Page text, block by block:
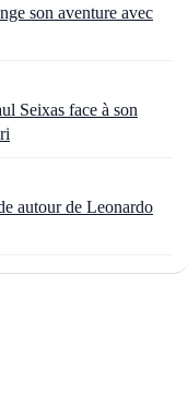
son aventure avec
Seixas face à son
autour de Leonardo